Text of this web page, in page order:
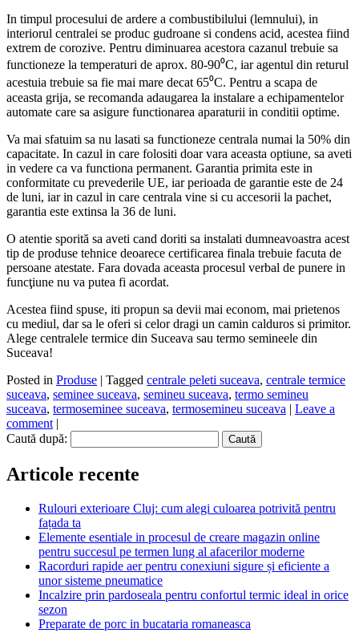
In timpul procesului de ardere a combustibilului (lemnului), in
interiorul centralei se produc gudroane si condens acid, acestea fiind
extrem de corozive. Pentru diminuarea acestora cazanul trebuie sa
functioneze la temperaturi de aprox. 80-90⁰C, iar agentul din returul
acestuia trebuie sa fie mai mare decat 65⁰C. Pentru a scapa de
aceasta grija, se recomanda adaugarea la instalare a echipamentelor
automate care sa asigure functionarea aparaturii in conditii optime.
Va mai sfatuim sa nu lasati sa functioneze centrala numai la 50% din
capacitate. In cazul in care folositi doar vara aceasta optiune, sa aveti
in vedere ca va functiona permanent. Garantia primita este in
conformitate cu prevederile UE, iar perioada de garantie este de 24
de luni, iar in cazul in care centrala vine si cu accesorii la pachet,
garantia este extinsa la 36 de luni.
O atentie sporită sa aveti cand doriti sa instalati dumneavoastra acest
tip de produse tehnice deoarece certificarea finala trebuie facuta de
persoane atestate. Fara dovada aceasta procesul verbal de punere in
funcţiune nu va putea fi acordat.
Acestea fiind spuse, iti propun sa devii mai econom, mai prietenos
cu mediul, dar sa le oferi si celor dragi un camin calduros si primitor.
Alege centralele termice din Suceava sau termo semineele din
Suceava!
Posted in Produse | Tagged centrale peleti suceava, centrale termice
suceava, seminee suceava, semineu suceava, termo semineu
suceava, termoseminee suceava, termosemineu suceava | Leave a
comment |
Caută după:
Articole recente
Rulouri exterioare Cluj: cum alegi culoarea potrivită pentru
fațada ta
Elemente esentiale in procesul de creare magazin online
pentru succesul pe termen lung al afacerilor moderne
Racorduri rapide aer pentru conexiuni sigure și eficiente a
unor sisteme pneumatice
Incalzire prin pardoseala pentru confortul termic ideal in orice
sezon
Preparate de porc in bucataria romaneasca